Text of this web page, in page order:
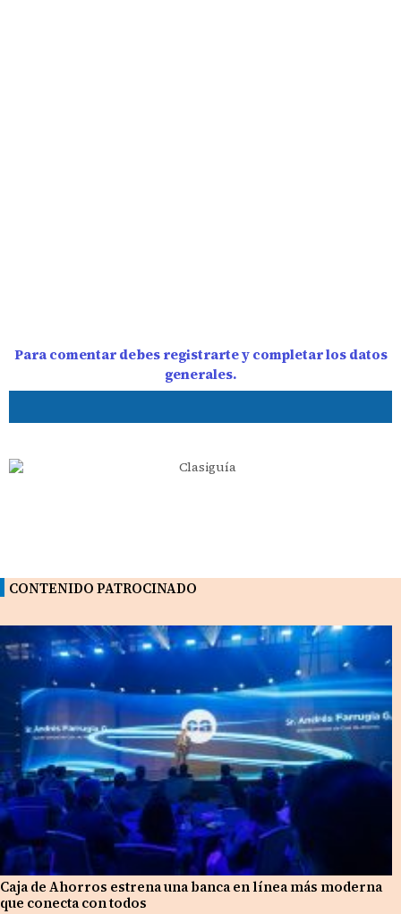
Para comentar debes registrarte y completar los datos
generales.
CONTENIDO PATROCINADO
Caja de Ahorros estrena una banca en línea más moderna
que conecta con todos